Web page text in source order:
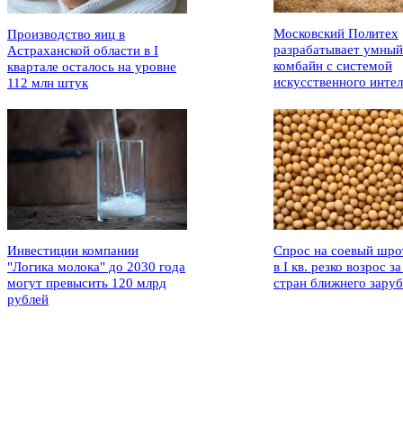
Производство яиц в
Астраханской области в I
квартале осталось на уровне
112 млн штук
Московский Политех
разрабатывает умный
комбайн с системой
искусственного
Инвестиции компании
"Логика молока" до 2030 года
могут превысить 120 млрд
рублей
Спрос на соевый
в I кв. резко возрос
стран ближнего